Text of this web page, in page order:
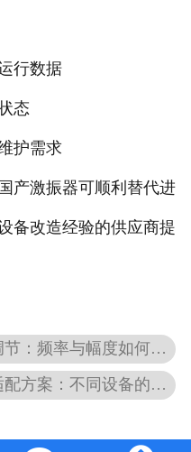
行数据
态
护需求
激振器可顺利替代进
备改造经验的供应商提
上一条：单轴激振器振动调节：频率与幅度如何优化？
下一条：进口替代激振器适配方案：不同设备的改造建议